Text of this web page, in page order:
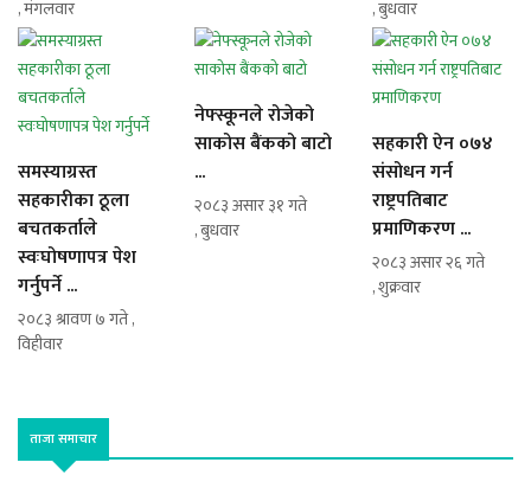
, मंगलवार
, बुधवार
समस्याग्रस्त
सहकारीका ठूला
बचतकर्ताले
स्वःघोषणापत्र पेश
गर्नुपर्ने ...
२०८३ श्रावण ७ गते ,
विहीवार
नेफ्स्कूनले रोजेको
साकोस बैंकको बाटो
...
२०८३ असार ३१ गते
, बुधवार
सहकारी ऐन ०७४
संसोधन गर्न
राष्ट्रपतिबाट
प्रमाणिकरण ...
२०८३ असार २६ गते
, शुक्रवार
ताजा समाचार